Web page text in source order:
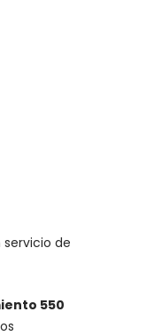
de
550